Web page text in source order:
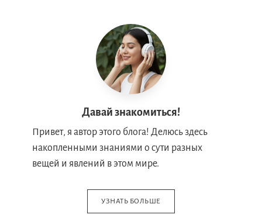
Давай знакомиться!
Привет, я автор этого блога! Делюсь здесь
накопленными знаниями о сути разных
вещей и явлений в этом мире.
УЗНАТЬ БОЛЬШЕ